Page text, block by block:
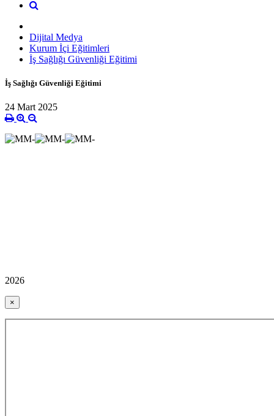
Dijital Medya
Kurum İçi Eğitimleri
İş Sağlığı Güvenliği Eğitimi
İş Sağlığı Güvenliği Eğitimi
24 Mart 2025
2026
×